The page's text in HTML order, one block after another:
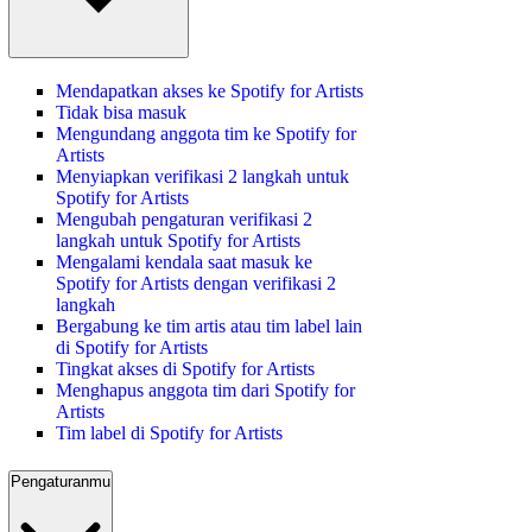
Mendapatkan akses ke Spotify for Artists
Tidak bisa masuk
Mengundang anggota tim ke Spotify for
Artists
Menyiapkan verifikasi 2 langkah untuk
Spotify for Artists
Mengubah pengaturan verifikasi 2
langkah untuk Spotify for Artists
Mengalami kendala saat masuk ke
Spotify for Artists dengan verifikasi 2
langkah
Bergabung ke tim artis atau tim label lain
di Spotify for Artists
Tingkat akses di Spotify for Artists
Menghapus anggota tim dari Spotify for
Artists
Tim label di Spotify for Artists
Pengaturanmu